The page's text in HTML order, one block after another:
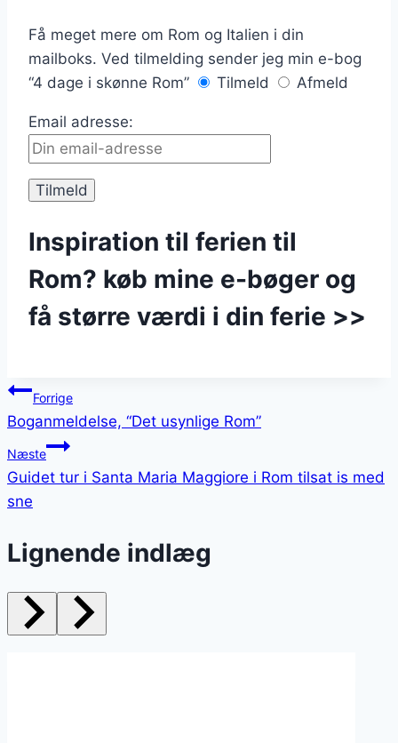
Få meget mere om Rom og Italien i din
mailboks. Ved tilmelding sender jeg min e-bog
“4 dage i skønne Rom”
Tilmeld Afmeld
Email adresse:
Inspiration til ferien til
Rom? køb mine e-bøger og
få større værdi i din ferie >>
Indlægsnavigation
Forrige
Boganmeldelse, “Det usynlige Rom”
Næste
Guidet tur i Santa Maria Maggiore i Rom tilsat is med
sne
Lignende indlæg